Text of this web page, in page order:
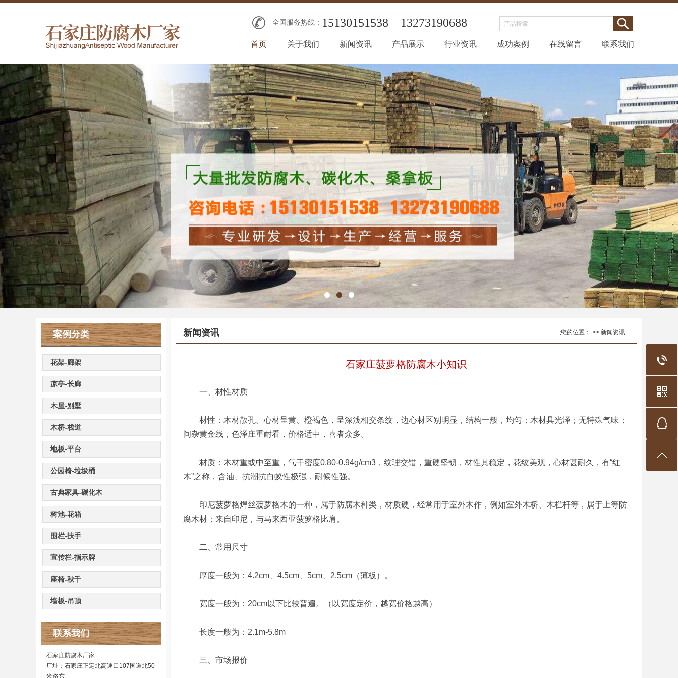
全国服务热线： 15130151538 13273190688
首页 关于我们 新闻资讯 产品展示 行业资讯 成功案例 在线留言 联系我们
案例分类
花架-廊架
凉亭-长廊
木屋-别墅
木桥-栈道
地板-平台
公园椅-垃圾桶
古典家具-碳化木
树池-花箱
围栏-扶手
宣传栏-指示牌
座椅-秋千
墙板-吊顶
联系我们
石家庄防腐木厂家
厂址：石家庄正定北高速口107国道北50
米路东
新闻资讯 您的位置： >> 新闻资讯
石家庄菠萝格防腐木小知识
一、材性材质
材性：木材散孔。心材呈黄、橙褐色，呈深浅相交条纹，边心材区别明显，结构一般，均匀；木材具光泽；无特殊气味；
间杂黄金线，色泽庄重耐看，价格适中，喜者众多。
材质：木材重或中至重，气干密度0.80-0.94g/cm3，纹理交错，重硬坚韧，材性其稳定，花纹美观，心材甚耐久，有“红
木”之称，含油、抗潮抗白蚁性极强，耐候性强。
印尼菠萝格焊丝菠萝格木的一种，属于防腐木种类，材质硬，经常用于室外木作，例如室外木桥、木栏杆等，属于上等防
腐木材；来自印尼，与马来西亚菠萝格比肩。
二、常用尺寸
厚度一般为：4.2cm、4.5cm、5cm、2.5cm（薄板）。
宽度一般为：20cm以下比较普遍。（以宽度定价，越宽价格越高）
长度一般为：2.1m-5.8m
三、市场报价